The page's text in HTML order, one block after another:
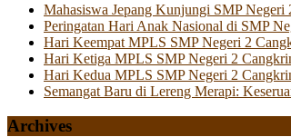
Mahasiswa Jepang Kunjungi SMP Negeri
Peringatan Hari Anak Nasional di SMP
Hari Keempat MPLS SMP Negeri 2
Hari Ketiga MPLS SMP Negeri 2
Hari Kedua MPLS SMP Negeri 2
Semangat Baru di Lereng Merapi:
Archives